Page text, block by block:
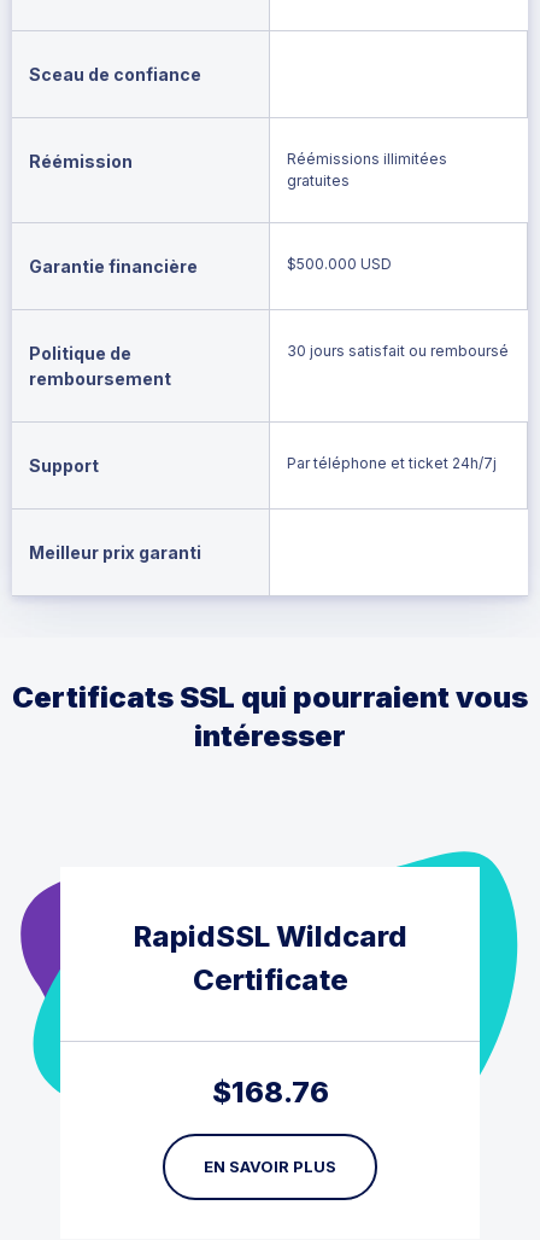
Sceau de confiance
Réémission
Réémissions illimitées
gratuites
Garantie financière $500.000 USD
Politique de
remboursement
30 jours satisfait ou remboursé
Support Par téléphone et ticket 24h/7j
Meilleur prix garanti
Certificats SSL qui pourraient vous
intéresser
RapidSSL Wildcard
Certificate
$168.76
EN SAVOIR PLUS